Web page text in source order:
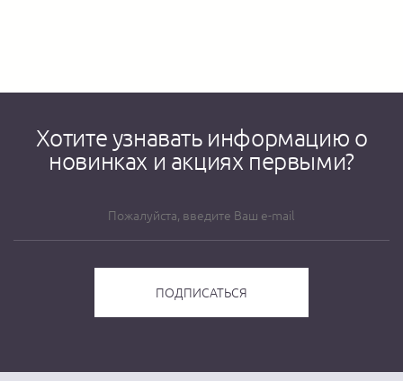
Хотите узнавать информацию о
новинках и акциях первыми?